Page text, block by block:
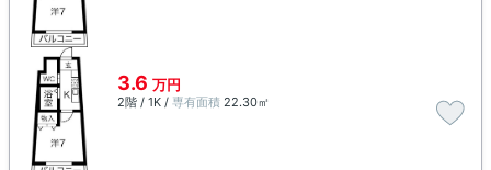
3.6 万円
2階 / 1K / 専有面積 22.30㎡